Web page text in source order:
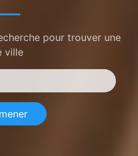
pour trouver une
ville